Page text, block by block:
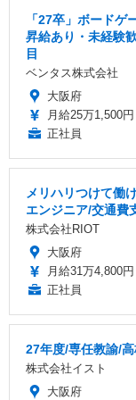
「27卒」ボードゲ
昇給あり・未経験
目
ベンタス株式会社
大阪府
月給25万1,500
正社員
メリハリつけて働
エンジニア/交通費
株式会社RIOT
大阪府
月給31万4,800
正社員
27年度/専任教諭/
株式会社イスト
大阪府